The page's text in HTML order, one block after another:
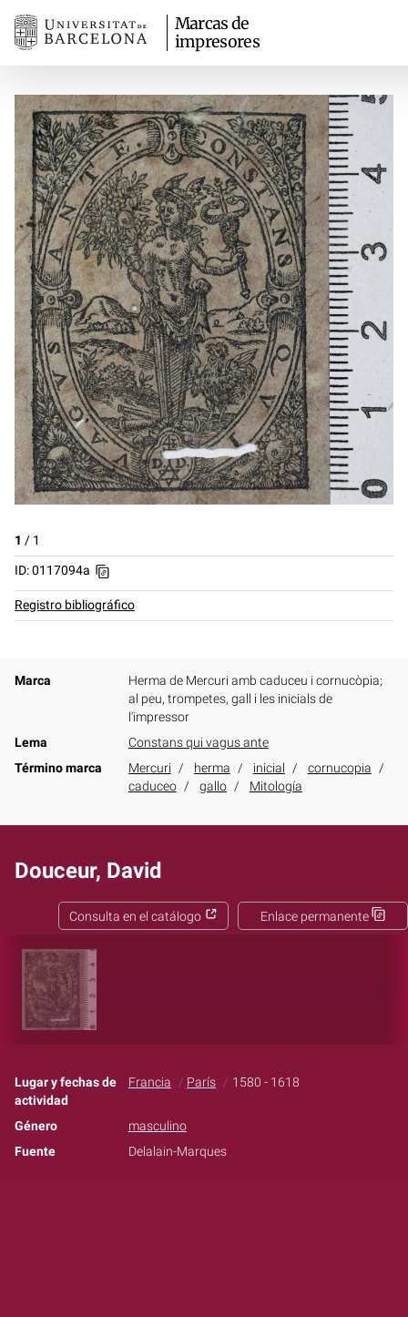
Marcas de
impresores
1 / 1
ID: 0117094a
Registro bibliográfico
Marca
Herma de Mercuri amb caduceu i cornucòpia;
al peu, trompetes, gall i les inicials de
l'impressor
Lema
Constans qui vagus ante
Término marca
Mercuri herma inicial
cornucopia
caduceo
gallo Mitología
Douceur, David
Enlace permanente
Consulta en el catálogo
Lugar y fechas de
actividad
Francia París 1580 - 1618
Género
masculino
Fuente
Delalain-Marques